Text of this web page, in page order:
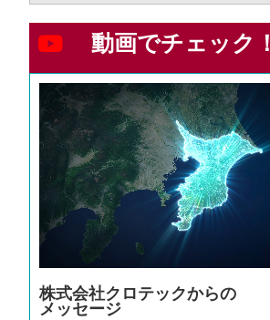
動画でチェック！
株式会社クロテックからの
メッセージ